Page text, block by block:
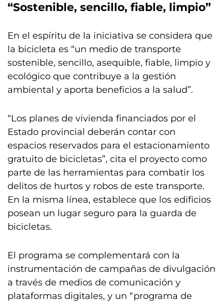
“Sostenible, sencillo, fiable, limpio”
En el espíritu de la iniciativa se considera que
la bicicleta es “un medio de transporte
sostenible, sencillo, asequible, fiable, limpio y
ecológico que contribuye a la gestión
ambiental y aporta beneficios a la salud”.
“Los planes de vivienda financiados por el
Estado provincial deberán contar con
espacios reservados para el estacionamiento
gratuito de bicicletas”, cita el proyecto como
parte de las herramientas para combatir los
delitos de hurtos y robos de este transporte.
En la misma línea, establece que los edificios
posean un lugar seguro para la guarda de
bicicletas.
El programa se complementará con la
instrumentación de campañas de divulgación
a través de medios de comunicación y
plataformas digitales, y un “programa de